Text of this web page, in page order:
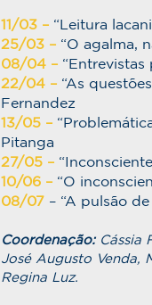
11/03 – “Leitura
25/03 – “O agalma,
08/04 – “Entrevistas
22/04 – “As
Fernandez
13/05 –
Pitanga
27/05 –
10/06 – “O
08/07 – “A pulsão
Coordenação: Cássia
José Augusto Venda,
Regina Luz.